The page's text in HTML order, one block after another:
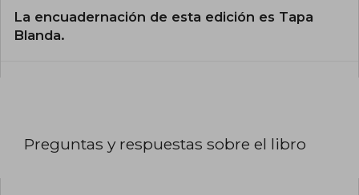
La encuadernación de esta edición es Tapa
Blanda.
Preguntas y respuestas sobre el libro